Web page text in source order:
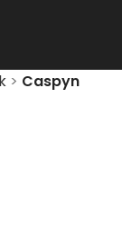
> Caspyn